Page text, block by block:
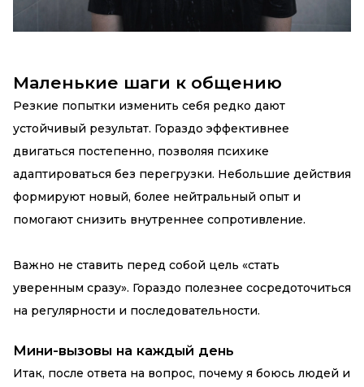
Маленькие шаги к общению
Резкие попытки изменить себя редко дают
устойчивый результат. Гораздо эффективнее
двигаться постепенно, позволяя психике
адаптироваться без перегрузки. Небольшие действия
формируют новый, более нейтральный опыт и
помогают снизить внутреннее сопротивление.
Важно не ставить перед собой цель «стать
уверенным сразу». Гораздо полезнее сосредоточиться
на регулярности и последовательности.
Мини-вызовы на каждый день
Итак, после ответа на вопрос, почему я боюсь людей и